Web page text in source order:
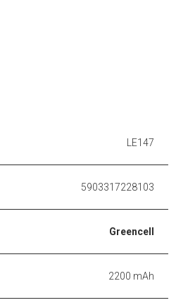
LE147
5903317228103
Greencell
2200 mAh